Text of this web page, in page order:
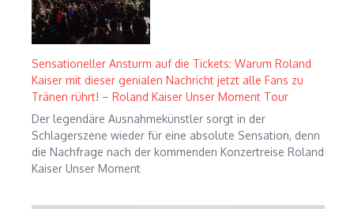
Sensationeller Ansturm auf die Tickets: Warum Roland
Kaiser mit dieser genialen Nachricht jetzt alle Fans zu
Tränen rührt! – Roland Kaiser Unser Moment Tour
Der legendäre Ausnahmekünstler sorgt in der
Schlagerszene wieder für eine absolute Sensation, denn
die Nachfrage nach der kommenden Konzertreise Roland
Kaiser Unser Moment